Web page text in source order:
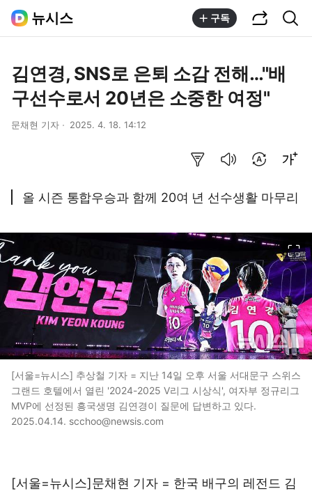
뉴시스 구독
김연경, SNS로 은퇴 소감 전해…"배
구선수로서 20년은 소중한 여정"
문채현 기자 2025. 4. 18. 14:12
올 시즌 통합우승과 함께 20여 년 선수생활 마무리
[서울=뉴시스] 추상철 기자 = 지난 14일 오후 서울 서대문구 스위스
그랜드 호텔에서 열린 '2024-2025 V리그 시상식', 여자부 정규리그
MVP에 선정된 흥국생명 김연경이 질문에 답변하고 있다.
2025.04.14. scchoo@newsis.com
[서울=뉴시스]문채현 기자 = 한국 배구의 레전드 김